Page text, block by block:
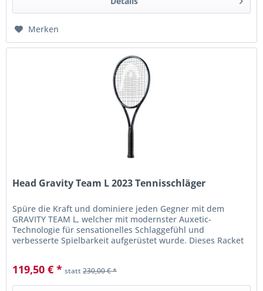
Merken
Head Gravity Team L 2023 Tennisschläger
Spüre die Kraft und dominiere jeden Gegner mit dem
GRAVITY TEAM L, welcher mit modernster Auxetic-
Technologie für sensationelles Schlaggefühl und
verbesserte Spielbarkeit aufgerüstet wurde. Dieses Racket
119,50 € * statt230,00 € *